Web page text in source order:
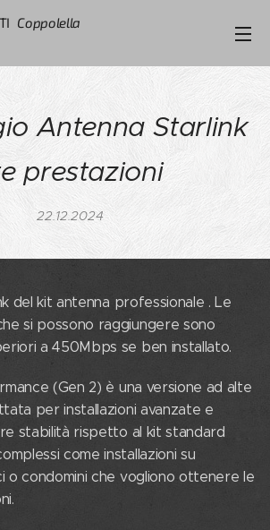
Coppolella
Antenna Starlink
prestazioni
22.12.2024
del kit antenna professionale . Le
si possono raggiungere sono
a 450Mbps se ben installato.
(Gen 2) è una versione ad alte
per installazioni avanzate e
stabilità rispetto al kit standard
come installazioni su
o condomini che vogliono ottenere le